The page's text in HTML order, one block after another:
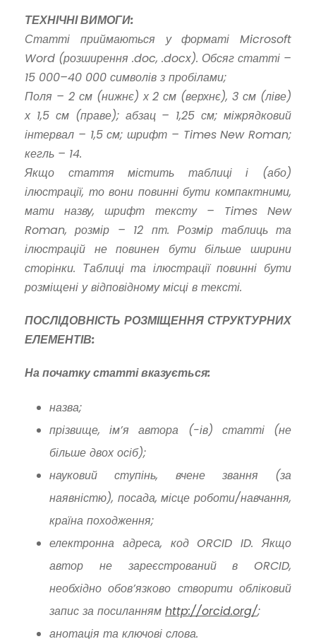
ТЕХНІЧНІ ВИМОГИ:
Статті приймаються у форматі Microsoft
Word (розширення .doc, .docx). Обсяг статті –
15 000–40 000 символів з пробілами;
Поля – 2 см (нижнє) х 2 см (верхнє), 3 см (ліве)
х 1,5 см (праве); абзац – 1,25 см; міжрядковий
інтервал – 1,5 см; шрифт – Times New Roman;
кегль – 14.
Якщо стаття містить таблиці і (або)
ілюстрації, то вони повинні бути компактними,
мати назву, шрифт тексту – Times New
Roman, розмір – 12 пт. Розмір таблиць та
ілюстрацій не повинен бути більше ширини
сторінки. Таблиці та ілюстрації повинні бути
розміщені у відповідному місці в тексті.
ПОСЛІДОВНІСТЬ РОЗМІЩЕННЯ СТРУКТУРНИХ
ЕЛЕМЕНТІВ:
На початку статті вказується:
назва;
прізвище, ім’я автора (-ів) статті (не
більше двох осіб);
науковий ступінь, вчене звання (за
наявністю), посада, місце роботи/навчання,
країна походження;
електронна адреса, код ORCID ID. Якщо
автор не зареєстрований в ORCID,
необхідно обов’язково створити обліковий
запис за посиланням http://orcid.org/;
анотація та ключові слова.